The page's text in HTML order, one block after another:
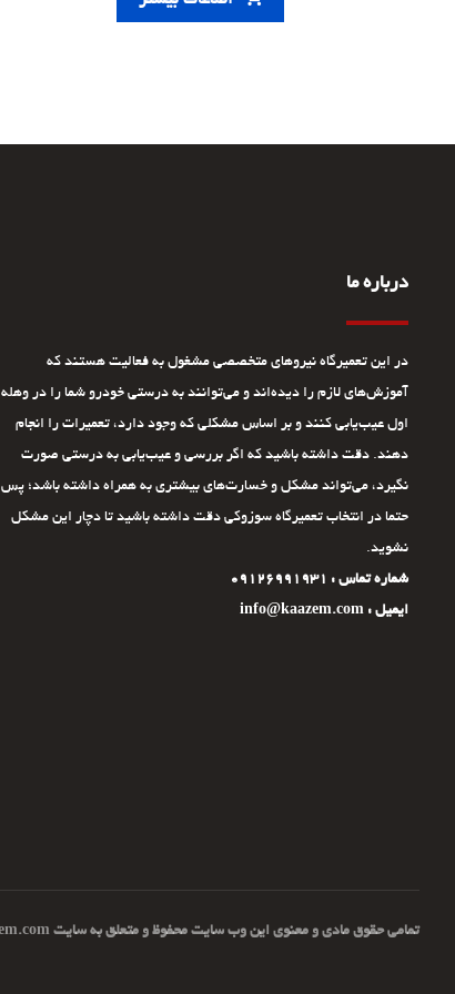
درباره ما
در این تعمیرگاه نیروهای متخصصی مشغول به فعالیت هستند که
آموزش‌های لازم را دیده‌اند و می‌توانند به درستی خودرو شما را در وهله
اول عیب‌یابی کنند و بر اساس مشکلی که وجود دارد، تعمیرات را انجام
دهند. دقت داشته باشید که اگر بررسی و عیب‌یابی به درستی صورت
نگیرد، می‌تواند مشکل و خسارت‌های بیشتری به همراه داشته باشد؛ پس
حتما در انتخاب تعمیرگاه سوزوکی دقت داشته باشید تا دچار این مشکل
نشوید.
شماره تماس : 09126991931
ایمیل : info@kaazem.com
تمامی حقوق مادی و معنوی این وب سایت محفوظ و متعلق به سایت kaazem.com می باشد | ۲۰۲۲ © kaazem.com